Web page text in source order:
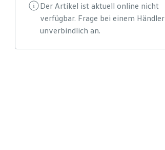
Der Artikel ist aktuell online nicht
verfügbar. Frage bei einem Händler
unverbindlich an.